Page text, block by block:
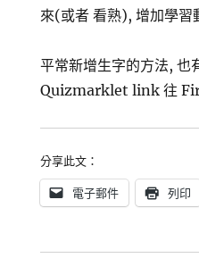
來(或者 看熟), 增加學習
平常新增生字的方法, 也
Quizmarklet link 往
分享此文：
電子郵件 列印